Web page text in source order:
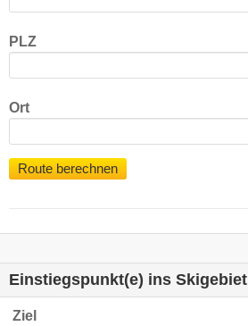
PLZ
Ort
Route berechnen
Einstiegspunkt(e) ins Skigebiet
Ziel